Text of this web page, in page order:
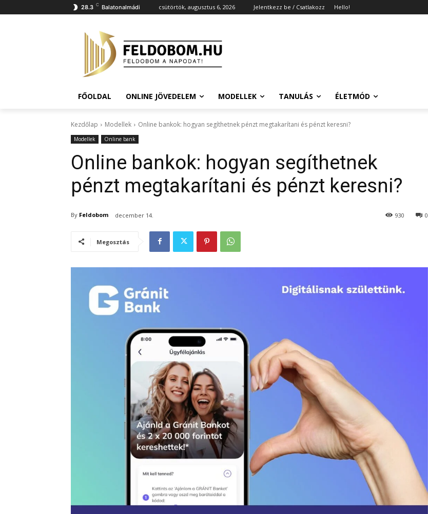
28.3 C Balatonalmádi csütörtök, augusztus 6, 2026 Jelentkezz be / Csatlakozz Hello!
FŐOLDAL ONLINE JÖVEDELEM MODELLEK TANULÁS ÉLETMÓD
Kezdőlap Modellek Online bankok: hogyan segíthetnek pénzt megtakarítani és pénzt keresni?
Modellek Online bank
Online bankok: hogyan segíthetnek
pénzt megtakarítani és pénzt keresni?
By Feldobom december 14. 0
930
Megosztás